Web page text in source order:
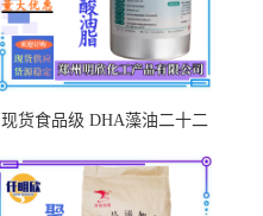
现货食品级 DHA藻油二十二
惠DHA藻油